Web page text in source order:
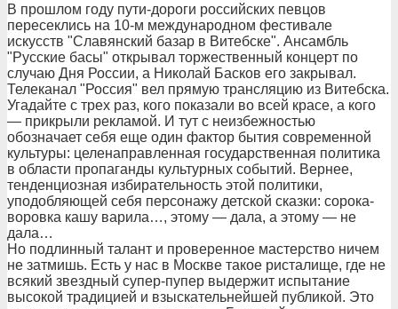
В прошлом году пути-дороги российских певцов
пересеклись на 10-м международном фестивале
искусств "Славянский базар в Витебске". Ансамбль
"Русские басы" открывал торжественный концерт по
случаю Дня России, а Николай Басков его закрывал.
Телеканал "Россия" вел прямую трансляцию из Витебска.
Угадайте с трех раз, кого показали во всей красе, а кого
— прикрыли рекламой. И тут с неизбежностью
обозначает себя еще один фактор бытия современной
культуры: целенаправленная государственная политика
в области пропаганды культурных событий. Вернее,
тенденциозная избирательность этой политики,
уподобляющей себя персонажу детской сказки: сорока-
воровка кашу варила…, этому — дала, а этому — не
дала…
Но подлинный талант и проверенное мастерство ничем
не затмишь. Есть у нас в Москве такое ристалище, где не
всякий звездный супер-пупер выдержит испытание
высокой традицией и взыскательнейшей публикой. Это